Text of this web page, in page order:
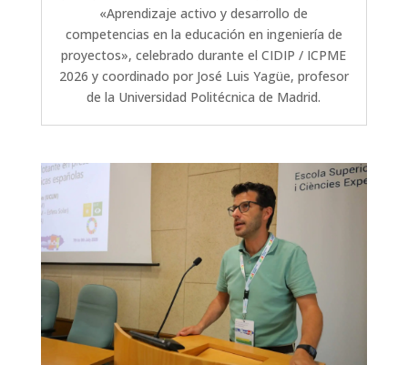
«Aprendizaje activo y desarrollo de
competencias en la educación en ingeniería de
proyectos», celebrado durante el CIDIP / ICPME
2026 y coordinado por José Luis Yagüe, profesor
de la Universidad Politécnica de Madrid.